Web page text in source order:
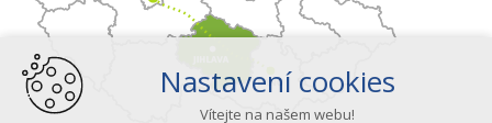
Nastavení cookies
Vítejte na našem webu!